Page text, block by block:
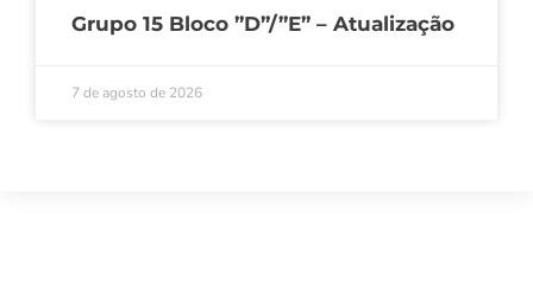
Grupo 15 Bloco ”D”/”E” – Atualização
7 de agosto de 2026